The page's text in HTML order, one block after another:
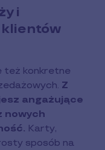
i
też konkretne
Z
angażujące
nowych
Karty,
sposób na